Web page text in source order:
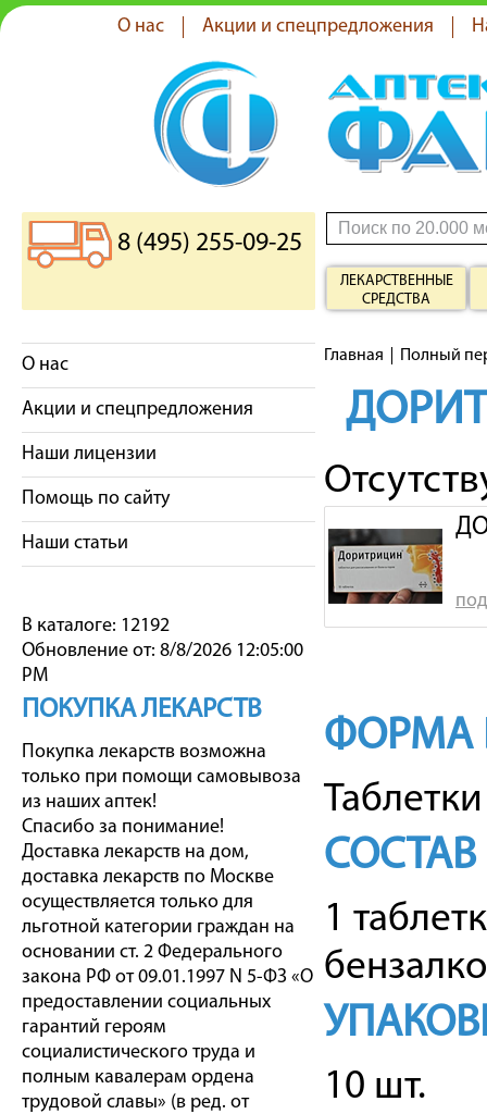
О нас Акции и спецпредложения
8 (495) 255-09-25
ЛЕКАРСТВЕННЫЕ
СРЕДСТВА
О нас
Акции и спецпредложения
Наши лицензии
Помощь по сайту
Наши статьи
В каталоге: 12192
Обновление от: 8/8/2026 12:05:00
PM
ПОКУПКА ЛЕКАРСТВ
Покупка лекарств возможна
только при помощи самовывоза
из наших аптек!
Спасибо за понимание!
Доставка лекарств на дом,
доставка лекарств по Москве
осуществляется только для
льготной категории граждан на
основании ст. 2 Федерального
закона РФ от 09.01.1997 N 5-ФЗ «О
предоставлении социальных
гарантий героям
социалистического труда и
полным кавалерам ордена
трудовой славы» (в ред. от
Главная Полный
ФОРМА
СОСТАВ
1
10 шт.